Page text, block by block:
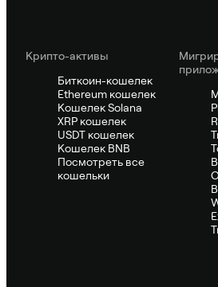
Крипто-активы
Биткоин-кошелек
Ethereum кошелек
Кошелек Solana
XRP кошелек
USDT кошелек
Кошелек BNB
Посмотреть все
кошельки